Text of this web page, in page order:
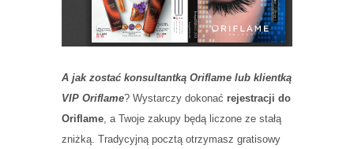
A jak zostać konsultantką Oriflame lub klientką
VIP Oriflame? Wystarczy dokonać rejestracji do
Oriflame, a Twoje zakupy będą liczone ze stałą
zniżką. Tradycyjną pocztą otrzymasz gratisowy